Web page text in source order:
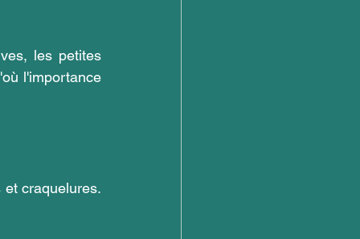
les petites
l'importance
craquelures.